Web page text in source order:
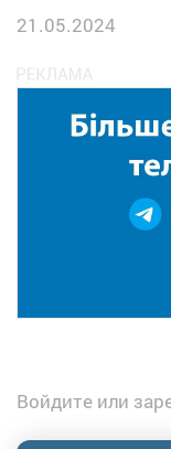
21.05.2024
Войдите или